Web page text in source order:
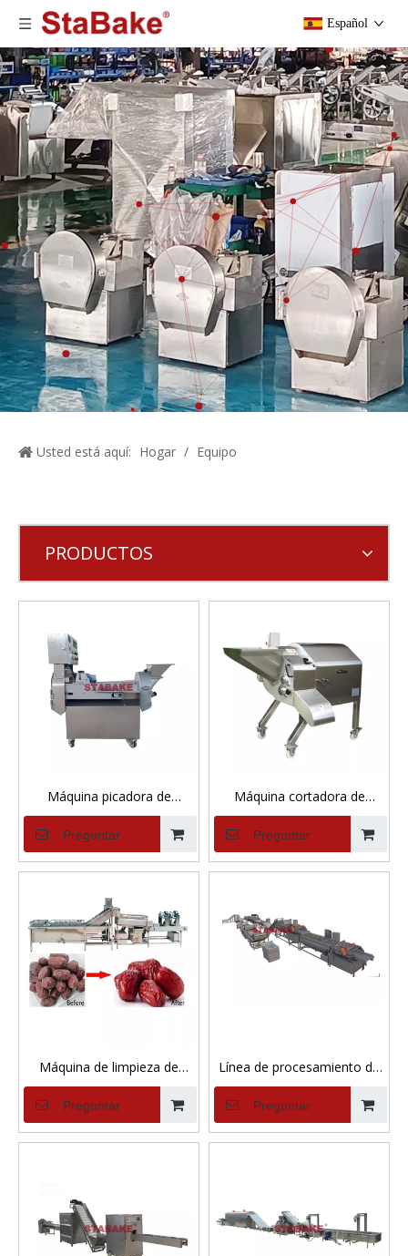
Español
Usted está aquí: Hogar / Equipo
PRODUCTOS
Máquina picadora de
verduras modelo Taiwán,
máquina procesadora
cortadora de verduras
Preguntar
Máquina cortadora de
verduras industrial
Preguntar
Máquina de limpieza de
fechas Máquina de
procesamiento de lavado y
secado de azufaifa
Preguntar
Línea de procesamiento de
limpieza de frutas y verduras
Línea de procesamiento de
ensaladas de verduras
Preguntar